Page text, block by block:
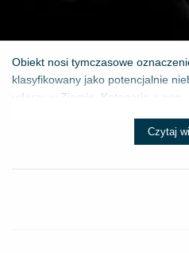
Obiekt nosi tymczasowe
klasyfikowany jako potencjalnie
uderzy w Ziemię. Kategoria o ang...
Czytaj